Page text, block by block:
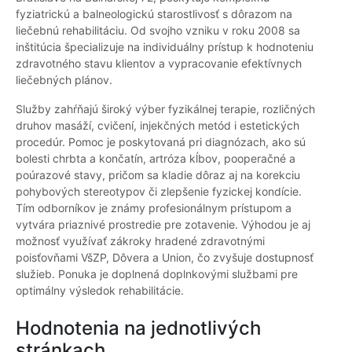
fyziatrickú a balneologickú starostlivosť s dôrazom na
liečebnú rehabilitáciu. Od svojho vzniku v roku 2008 sa
inštitúcia špecializuje na individuálny prístup k hodnoteniu
zdravotného stavu klientov a vypracovanie efektívnych
liečebných plánov.
Služby zahŕňajú široký výber fyzikálnej terapie, rozličných
druhov masáží, cvičení, injekčných metód i estetických
procedúr. Pomoc je poskytovaná pri diagnózach, ako sú
bolesti chrbta a končatín, artróza kĺbov, pooperačné a
poúrazové stavy, pričom sa kladie dôraz aj na korekciu
pohybových stereotypov či zlepšenie fyzickej kondície.
Tím odborníkov je známy profesionálnym prístupom a
vytvára priaznivé prostredie pre zotavenie. Výhodou je aj
možnosť využívať zákroky hradené zdravotnými
poisťovňami VšZP, Dôvera a Union, čo zvyšuje dostupnosť
služieb. Ponuka je doplnená doplnkovými službami pre
optimálny výsledok rehabilitácie.
Hodnotenia na jednotlivých